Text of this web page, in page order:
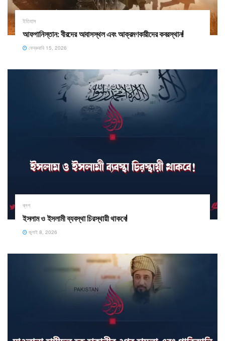
ইতিহাস
​আফগানিস্তান: বীরদের আবাসস্থল এবং আক্রমণকারীদের কবরস্থান!
ফেব্রুয়ারি 15, 2026
ব্লগ
ইসলাম ও ইসলামী ব্যবস্থা চিরস্থায়ী থাকবে!
জুলাই 8, 2026